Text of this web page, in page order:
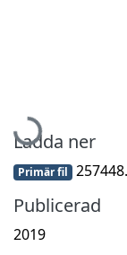
Hämtar...
Ladda ner
Primär fil
Publicerad
2019